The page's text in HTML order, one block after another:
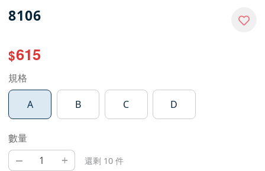
8106
$615
規格
A B C D
數量
– + 還剩 10 件